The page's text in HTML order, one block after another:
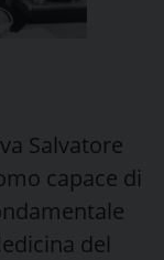
Salvatore
capace di
del